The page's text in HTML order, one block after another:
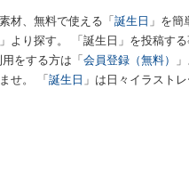
材、無料で使える「 誕生日 」を簡
」より探す。 「誕生日」を投稿す
をする方は「 会員登録（無料）
せ。 「 誕生日 」は日々イラスト